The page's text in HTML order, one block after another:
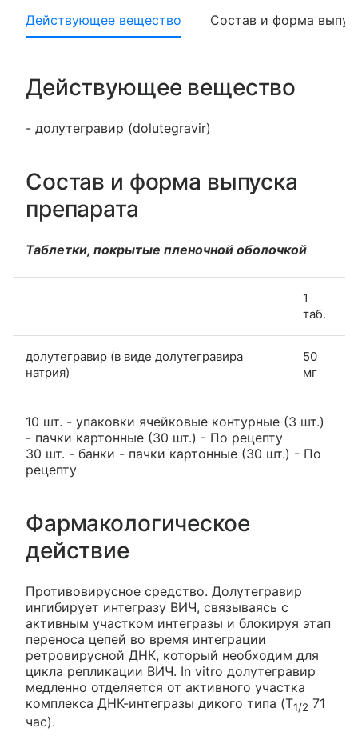
Действующее вещество Состав и форма
Действующее вещество
- долутегравир (dolutegravir)
Состав и форма выпуска
препарата
Таблетки, покрытые пленочной оболочкой
1
таб.
долутегравир (в виде долутегравира
натрия)
50
мг
10 шт. - упаковки ячейковые контурные (3 шт.)
- пачки картонные (30 шт.) - По рецепту
30 шт. - банки - пачки картонные (30 шт.) - По
рецепту
Фармакологическое
действие
Противовирусное средство. Долутегравир
ингибирует интегразу ВИЧ, связываясь с
активным участком интегразы и блокируя этап
переноса цепей во время интеграции
ретровирусной ДНК, который необходим для
цикла репликации ВИЧ. In vitro долутегравир
медленно отделяется от активного участка
комплекса ДНК-интегразы дикого типа (T1/2 71
час).